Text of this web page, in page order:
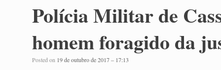
Polícia Militar de
homem foragido da
Posted on 19 de outubro de 2017 – 17:13